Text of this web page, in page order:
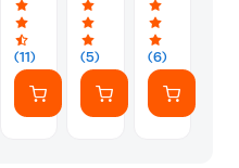
(11) (5) (6)